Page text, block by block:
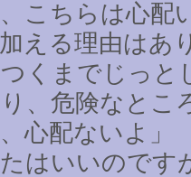
、こちらは心
える理由はあ
くまでじっと
、危険なとこ
心配ないよ」
たはいいので